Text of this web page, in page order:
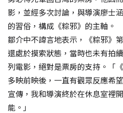
影，並經多次討論，與導演廖士
的習俗，構成《粽邪》的主軸。
鄒介中不諱言地表示，《粽邪》
還處於摸索狀態，當時也未有拍
列電影，絕對是票房的支持。「
多映前映後，一直有觀眾反應希
宣傳，我和導演終於在休息室裡
能。」